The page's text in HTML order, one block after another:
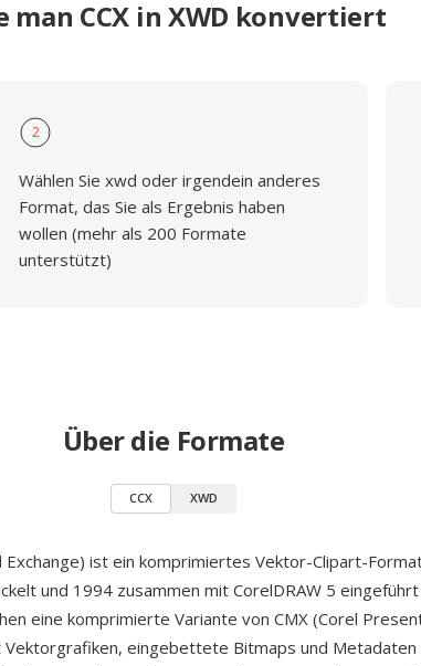
man CCX in XWD konvertiert
2
Wählen Sie xwd oder irgendein anderes
Format, das Sie als Ergebnis haben
wollen (mehr als 200 Formate
unterstützt)
Über die Formate
CCX XWD
Exchange) ist ein komprimiertes Vektor-Clipart-
und 1994 zusammen mit CorelDRAW 5
eine komprimierte Variante von CMX (Corel
Vektorgrafiken, eingebettete Bitmaps und Metadaten